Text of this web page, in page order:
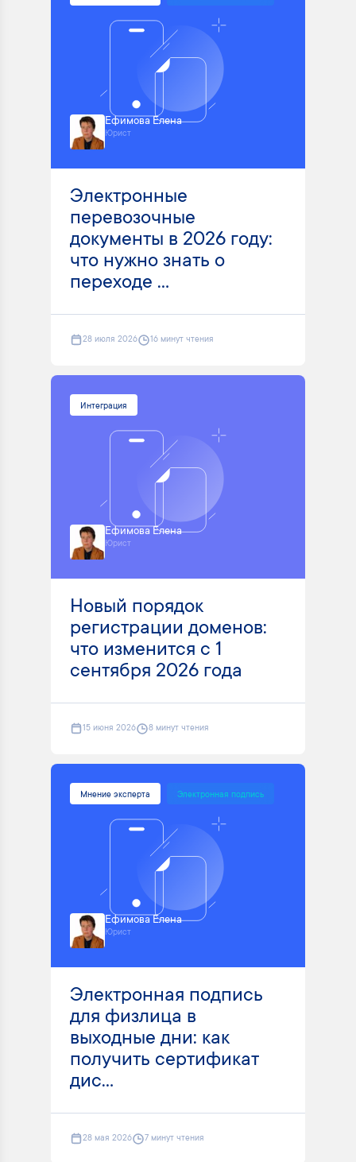
Ефимова Елена
Юрист
Электронные
перевозочные
документы в 2026 году:
что нужно знать о
переходе ...
28 июля 2026 16 минут чтения
Интеграция
Ефимова Елена
Юрист
Новый порядок
регистрации доменов:
что изменится с 1
сентября 2026 года
15 июня 2026 8 минут чтения
Мнение эксперта Электронная подпись
Ефимова Елена
Юрист
Электронная подпись
для физлица в
выходные дни: как
получить сертификат
дис...
28 мая 2026 7 минут чтения